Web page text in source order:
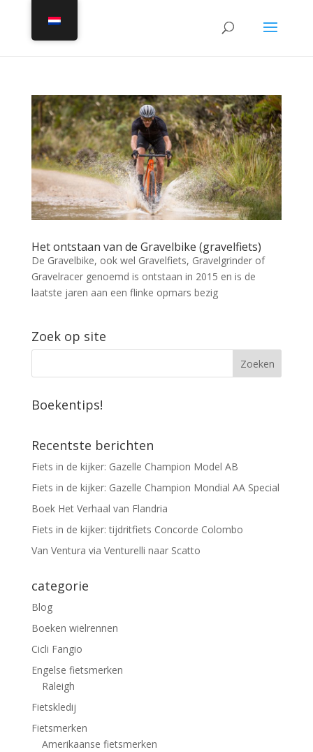
Het ontstaan van de Gravelbike (gravelfiets)
De Gravelbike, ook wel Gravelfiets, Gravelgrinder of
Gravelracer genoemd is ontstaan in 2015 en is de
laatste jaren aan een flinke opmars bezig
Zoek op site
Boekentips!
Recentste berichten
Fiets in de kijker: Gazelle Champion Model AB
Fiets in de kijker: Gazelle Champion Mondial AA Special
Boek Het Verhaal van Flandria
Fiets in de kijker: tijdritfiets Concorde Colombo
Van Ventura via Venturelli naar Scatto
categorie
Blog
Boeken wielrennen
Cicli Fangio
Engelse fietsmerken
Raleigh
Fietskledij
Fietsmerken
Amerikaanse fietsmerken